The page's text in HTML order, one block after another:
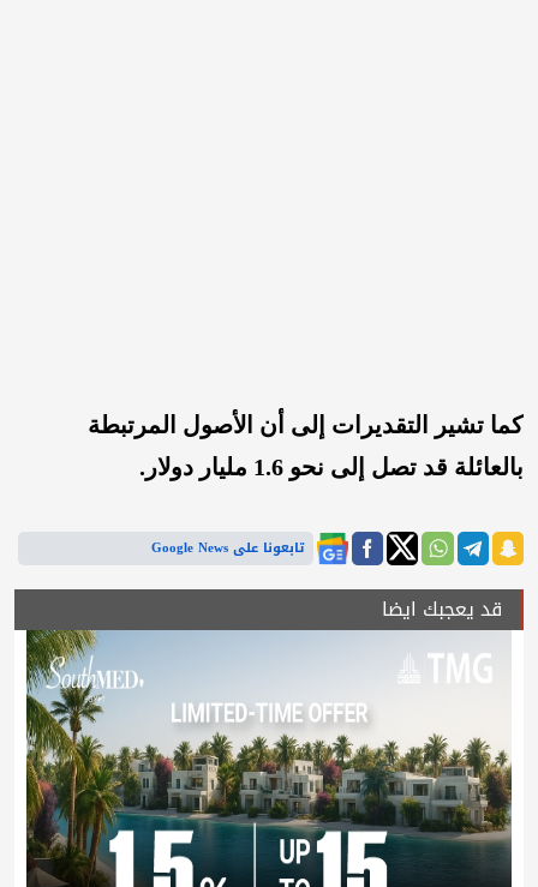
كما تشير التقديرات إلى أن الأصول المرتبطة
بالعائلة قد تصل إلى نحو 1.6 مليار دولار.
تابعونا على Google News
قد يعجبك ايضا